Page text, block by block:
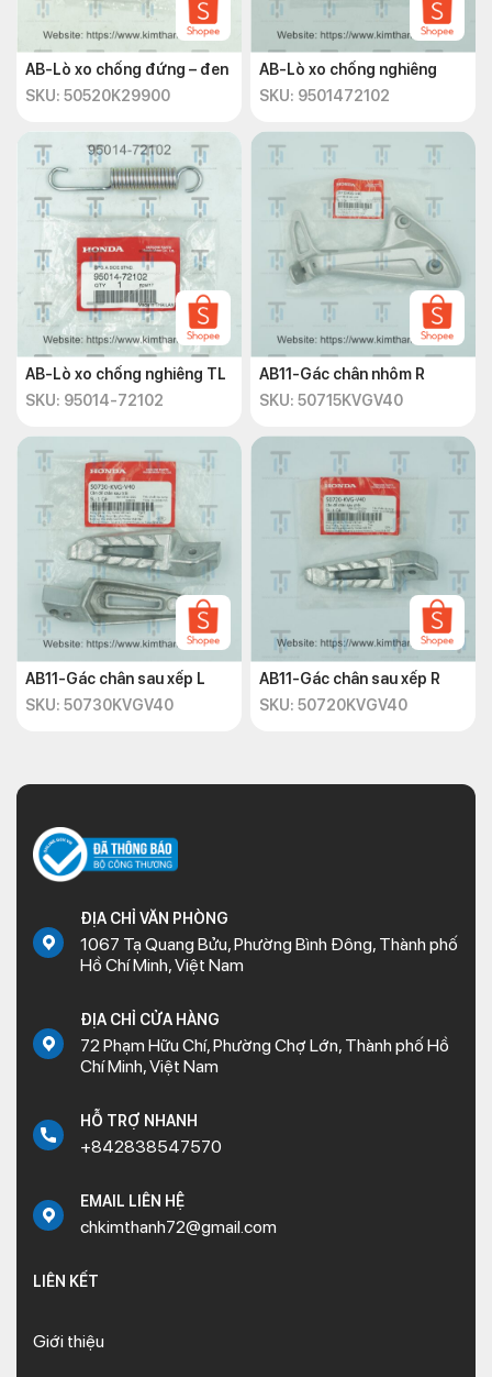
AB-Lò xo chống đứng – đen
SKU: 50520K29900
AB-Lò xo chống nghiêng
SKU: 9501472102
AB-Lò xo chống nghiêng TL
SKU: 95014-72102
AB11-Gác chân nhôm R
SKU: 50715KVGV40
AB11-Gác chân sau xếp L
SKU: 50730KVGV40
AB11-Gác chân sau xếp R
SKU: 50720KVGV40
ĐỊA CHỈ VĂN PHÒNG
1067 Tạ Quang Bửu, Phường Bình Đông, Thành phố
Hồ Chí Minh, Việt Nam
ĐỊA CHỈ CỬA HÀNG
72 Phạm Hữu Chí, Phường Chợ Lớn, Thành phố Hồ
Chí Minh, Việt Nam
HỖ TRỢ NHANH
+842838547570
EMAIL LIÊN HỆ
chkimthanh72@gmail.com
LIÊN KẾT
Giới thiệu